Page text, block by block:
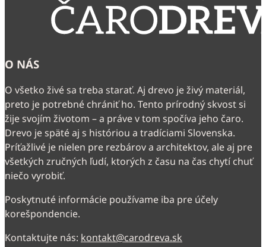
O NÁS
O všetko živé sa treba starať. Aj drevo je živý materiál,
preto je potrebné chrániť ho. Tento prírodný skvost si
žije svojím životom – a práve v tom spočíva jeho čaro.
Drevo je späté aj s históriou a tradíciami Slovenska.
Príťažlivé je nielen pre rezbárov a architektov, ale aj pre
všetkých zručných ľudí, ktorých z času na čas chytí chuť
niečo vyrobiť.
Poskytnuté informácie používame iba pre účely
korešpondencie.
Kontaktujte nás: kontakt@carodreva.sk